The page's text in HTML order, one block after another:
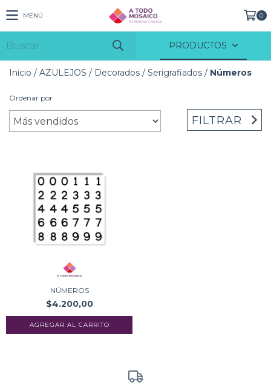
MENÚ 0
PRODUCTOS
Inicio / AZULEJOS / Decorados / Serigrafiados / Números
Ordenar por
FILTRAR
NÚMEROS
$4.200,00